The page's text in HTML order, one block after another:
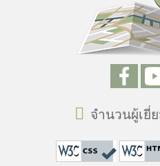
จำนวนผู้เยี่